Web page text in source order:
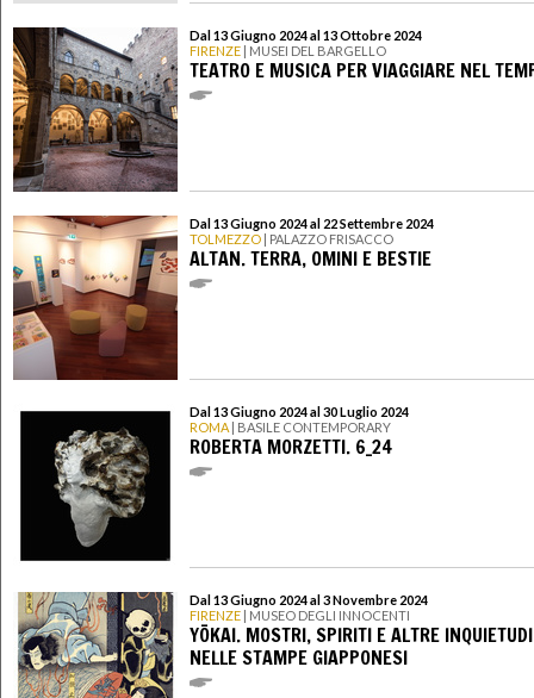
Dal 13 Giugno 2024 al 13 Ottobre 2024
FIRENZE | MUSEI DEL BARGELLO
TEATRO E MUSICA PER VIAGGIARE NEL
Dal 13 Giugno 2024 al 22 Settembre 2024
TOLMEZZO | PALAZZO FRISACCO
ALTAN. TERRA, OMINI E BESTIE
Dal 13 Giugno 2024 al 30 Luglio 2024
ROMA | BASILE CONTEMPORARY
ROBERTA MORZETTI. 6_24
Dal 13 Giugno 2024 al 3 Novembre 2024
FIRENZE | MUSEO DEGLI INNOCENTI
YŌKAI. MOSTRI, SPIRITI E ALTRE
NELLE STAMPE GIAPPONESI